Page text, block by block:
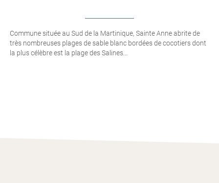
Commune située au Sud de la Martinique, Sainte Anne abrite de
très nombreuses plages de sable blanc bordées de cocotiers dont
la plus célèbre est la plage des Salines...